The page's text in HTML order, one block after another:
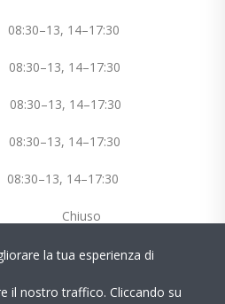
14–17:30
14–17:30
08:30–13, 14–17:30
14–17:30
14–17:30
Chiuso
Chiuso
Noi su WhatsApp!
la tua esperienza di
il nostro traffico. Cliccando su